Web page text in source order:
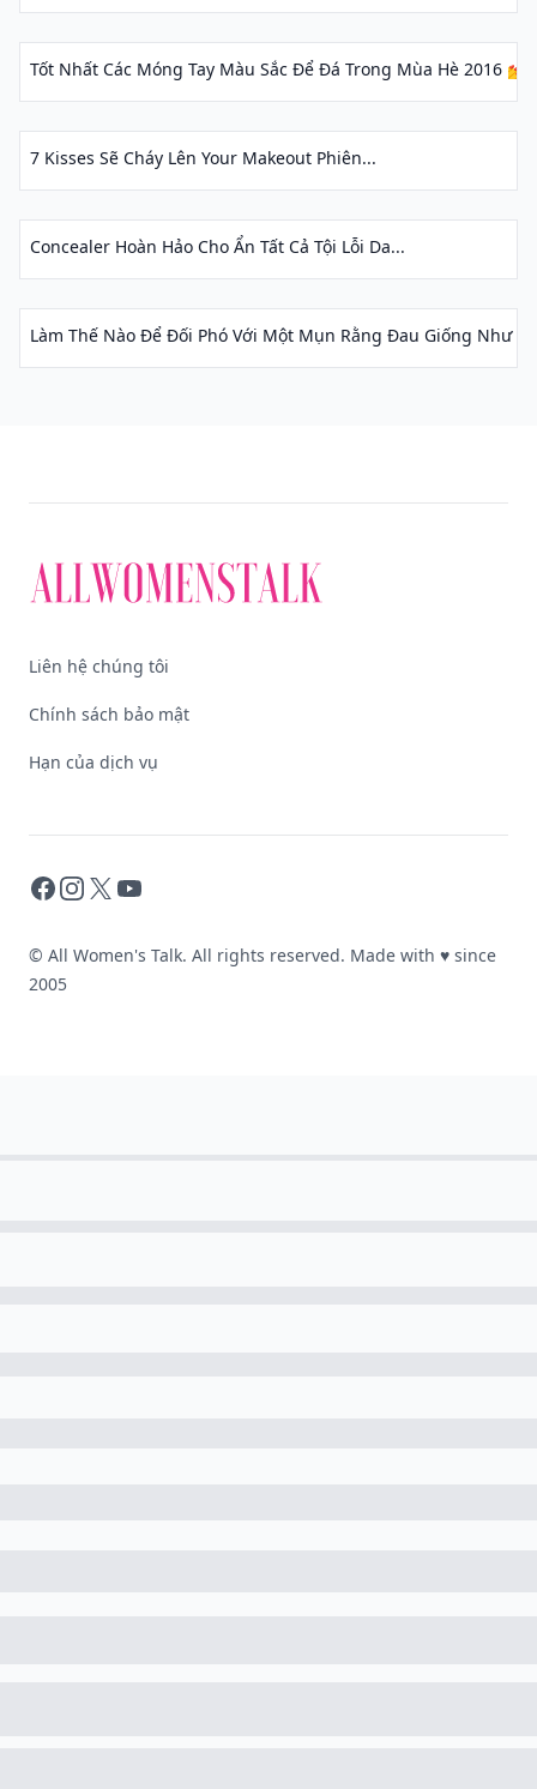
Tốt Nhất Các Móng Tay Màu Sắc Để Đá Trong Mùa Hè 2016
7 Kisses Sẽ Cháy Lên Your Makeout Phiên...
Concealer Hoàn Hảo Cho Ẩn Tất Cả Tội Lỗi Da...
Làm Thế Nào Để Đối Phó Với Một Mụn Rằng Đau Giống Như
Liên hệ chúng tôi
Chính sách bảo mật
Hạn của dịch vụ
Facebook
Instagram
X YouTube
© All Women's Talk. All rights reserved. Made with ♥ since
2005